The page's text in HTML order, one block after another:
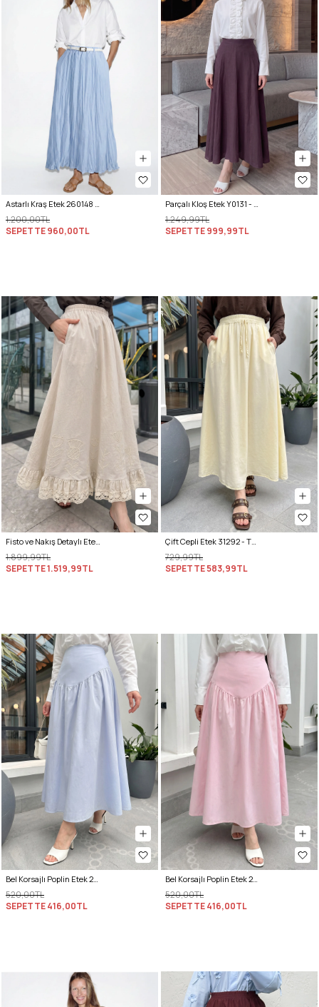
Astarlı Kraş Etek 260148 - BEBE MAVİSİ
1.200,00TL
SEPETTE960,00TL
Parçalı Kloş Etek Y0131 - VİŞNE ÇÜRÜĞÜ
1.249,99TL
SEPETTE999,99TL
Fisto ve Nakış Detaylı Etek 2329 - BEJ
1.899,99TL
SEPETTE1.519,99TL
Çift Cepli Etek 31292 - TEREYAĞ SARISI
729,99TL
SEPETTE583,99TL
Bel Korsajlı Poplin Etek 26061 - BEBE MAVİSİ
520,00TL
SEPETTE416,00TL
Bel Korsajlı Poplin Etek 26061 - AÇIK PEMBE
520,00TL
SEPETTE416,00TL